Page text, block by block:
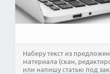
Наберу текст из
материала (скан,
или напишу статью под